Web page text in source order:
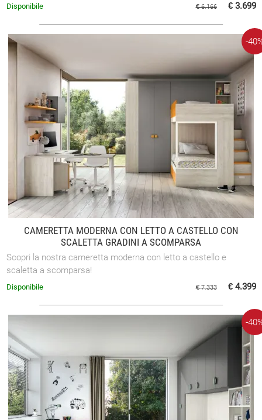
€ 6.166 € 3.699
Disponibile
CAMERETTA MODERNA CON LETTO A CASTELLO CON
SCALETTA GRADINI A SCOMPARSA
Scopri la nostra cameretta moderna con letto a castello e
scaletta a scomparsa!
-
€ 7.333 € 4.399
Disponibile
-